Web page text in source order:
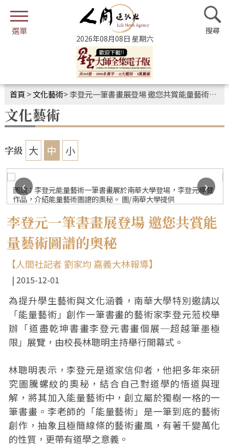
2026年08月08日 星期六
首頁 >文化藝術>李登元一筆書畫展登場 邀您共賞能量藝術圖譜的奧秘
文化藝術
字級 大 中 小
圖說：李登元能量藝術一筆書畫展於南華大學登場，李登元導覽
作品，介紹能量藝術圖譜的奧秘。 圖/南華大學提供
‹
›
李登元一筆書畫展登場 邀您共賞能
量藝術圖譜的奧秘
【人間社記者 劉家均 嘉義大林報導】
2015-12-01
為提升學生藝術與文化涵養，南華大學特別邀請以
「能量藝術」創作一筆書畫的藝術家李登元蒞校舉
辦「道盡乾坤書畫李登元書畫個展─超越筆墨極
限」展覽，由校長林聰明主持舉行開幕式。
林聰明表示，李登元是道家信仰者，他把多年來研
究圖騰螺紋的奧秘，結合自己對道學的悟道與理
解，將其加入能量藝術中，創立屬於獨樹一格的一
筆書畫。李老師的「能量藝術」是一筆到底的藝術
創作，抽象且極簡線條的藝術畫風，有著千變萬化
的性質，更帶有道學之意義。